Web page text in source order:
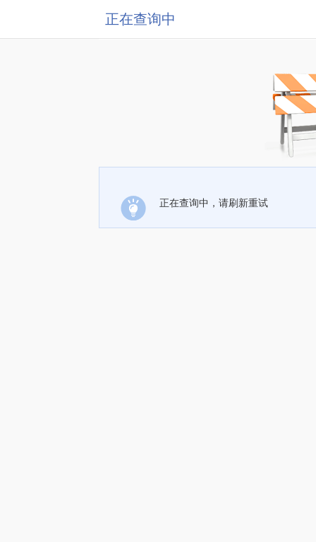
正在查询中
正在查询中，请刷新重试